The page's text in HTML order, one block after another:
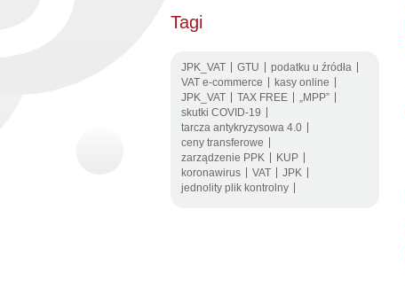
Tagi
JPK_VAT GTU
podatku u źródła
VAT e-commerce
kasy online
JPK_VAT
TAX FREE
„MPP”
skutki COVID-19
tarcza antykryzysowa 4.0
ceny transferowe
zarządzenie PPK
KUP
koronawirus
VAT
JPK
jednolity plik kontrolny